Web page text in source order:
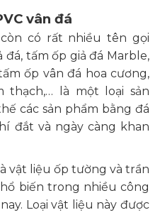
vân đá
có rất nhiều tên gọi
đá, tấm ốp giả đá Marble,
ốp vân đá hoa cương,
thạch,… là một loại sản
các sản phẩm bằng đá
đắt và ngày càng khan
vật liệu ốp tường và trần
biến trong nhiều công
Loại vật liệu này được